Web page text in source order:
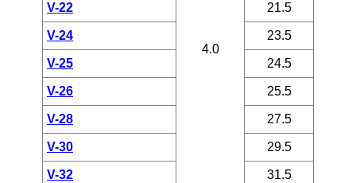
4.0
V-22 21.5
V-24 23.5
V-25 24.5
V-26 25.5
V-28 27.5
V-30 29.5
V-32 31.5